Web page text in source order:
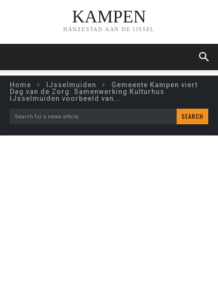
KAMPEN
HANZESTAD AAN DE IJSSEL
Home IJsselmuiden
Gemeente Kampen viert
Dag van de Zorg: Samenwerking Kulturhus
IJsselmuiden voorbeeld van...
Search for a news article... SEARCH